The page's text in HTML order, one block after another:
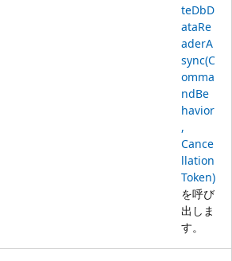
teDbD
ataRe
aderA
sync(C
omma
ndBe
havior
,
Cance
llation
Token)
を呼び
出しま
す。